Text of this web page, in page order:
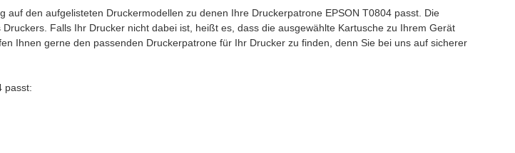
den aufgelisteten Druckermodellen zu denen Ihre Druckerpatrone EPSON T0804 passt. Die
Falls Ihr Drucker nicht dabei ist, heißt es, dass die ausgewählte Kartusche zu Ihrem Gerät
Ihnen gerne den passenden Druckerpatrone für Ihr Drucker zu finden, denn Sie bei uns auf sicherer
passt: